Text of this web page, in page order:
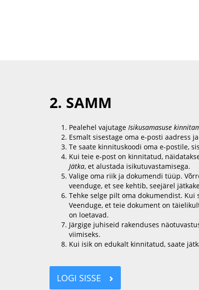
2. SAMM
Pealehel vajutage Isikusamasuse
Esmalt sisestage oma e-posti aadress
Te saate kinnituskoodi oma e-postile,
Kui teie e-post on kinnitatud,
Jätka, et alustada isikutuvastamisega.
Valige oma riik ja dokumendi tüüp.
veenduge, et see kehtib, seejärel
Tehke selge pilt oma dokumendist.
Veenduge, et teie dokument on
on loetavad.
Järgige juhiseid rakenduses
viimiseks.
Kui isik on edukalt kinnitatud, saate
LOGI SISSE